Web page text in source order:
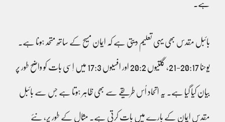
ہے۔
بائبل مقدس بھی یہی تعلیم دیتی ہے کہ ایمان مسیح کے ساتھ متحد ہونا ہے۔
یوحنا 20:17-21، گلتیوں 20:2 اور افسیوں 17:3 میں اِسی بات کو واضح طور پر
بیان کیا گیا ہے۔ یہ اتحاد اُس طریقے سے بھی ظاہر ہوتا ہے جس سے بائبل
مقدس ایمان کے بارے میں بات کرتی ہے۔ مثال کے طور پر، نئے